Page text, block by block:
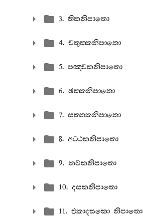
3. තිකනිපාතො
4. චතුක‍්කනිපාතො
5. පඤ‍්චකනිපාතො
6. ඡක‍්කනිපාතො
7. සත‍්තකනිපාතො
8. අට‍්ඨකනිපාතො
9. නවකනිපාතො
10. දසකනිපාතො
11. එකාදසකො නිපාතො